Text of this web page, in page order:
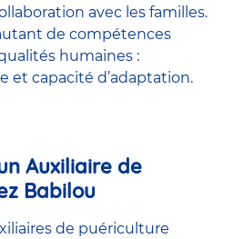
avec les familles.
de compétences
humaines :
et capacité d’adaptation.
Auxiliaire de
Babilou
de puériculture